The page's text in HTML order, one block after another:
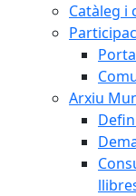
Catàleg i
Arxiu